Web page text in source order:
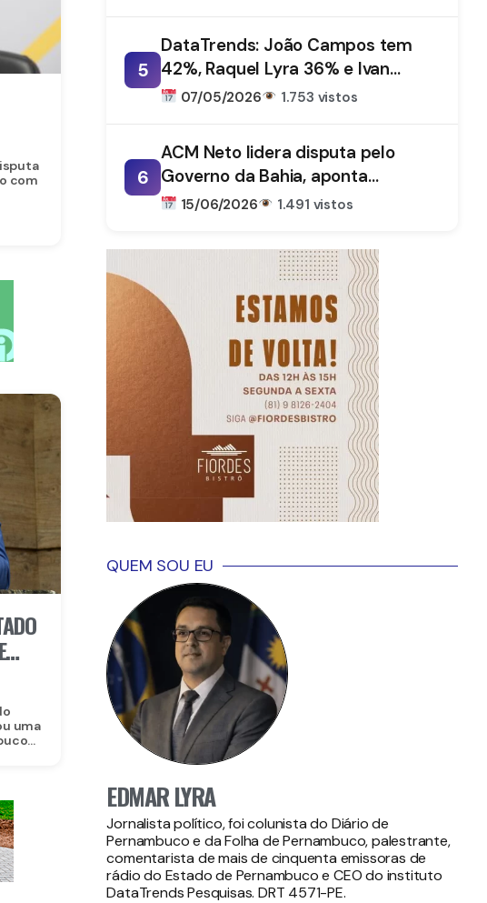
com
uma
5
DataTrends: João Campos tem
42%, Raquel Lyra 36% e Ivan
Moraes 1%
07/05/2026 1.753 vistos
6
ACM Neto lidera disputa pelo
Governo da Bahia, aponta
DataTrends
15/06/2026 1.491 vistos
QUEM SOU EU
EDMAR LYRA
Jornalista político, foi colunista do Diário de
Pernambuco e da Folha de Pernambuco, palestrante,
comentarista de mais de cinquenta emissoras de
rádio do Estado de Pernambuco e CEO do instituto
DataTrends Pesquisas. DRT 4571-PE.